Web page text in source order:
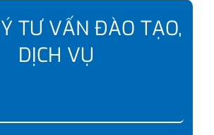
TƯ VẤN ĐÀO TẠO,
DỊCH VỤ